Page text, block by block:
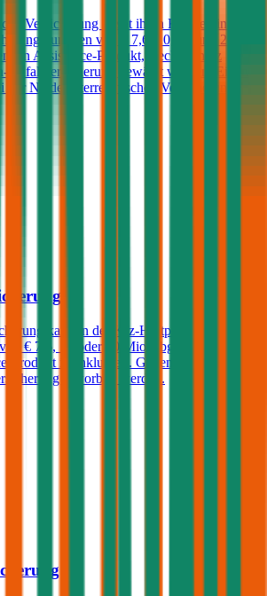
Versicherung bietet ihren Kunden in der
von € 7,6, 10, 15 und 20
ein Assistance-Produkt, Rechtsschutz
Unfallversicherung gewählt werden. Einen
der Niederösterreichischen Versicherung
kann in der Kfz-Haftpflicht mit einer
€ 7,6, 15 oder 30 Mio. abgeschlossen
Produkt ist inkludiert. Gegen Aufpreis eine
erworben werden.